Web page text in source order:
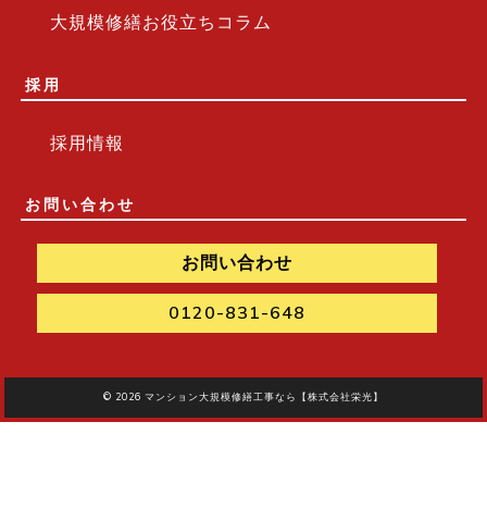
大規模修繕お役立ちコラム
採用
採用情報
お問い合わせ
お問い合わせ
0120-831-648
© 2026 マンション大規模修繕工事なら【株式会社栄光】